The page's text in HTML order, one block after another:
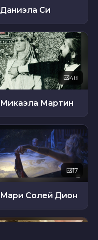
Даниэла Си
48
Микаэла Мартин
17
Мари Солей Дион